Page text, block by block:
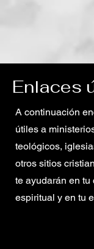
Enlaces
A continuación
útiles a
teológicos,
otros sitios
te ayudarán en tu
espiritual y en tu